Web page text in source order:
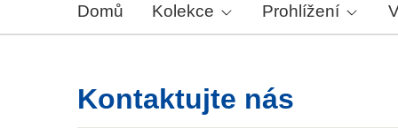
Domů Kolekce Prohlížení
Kontaktujte nás